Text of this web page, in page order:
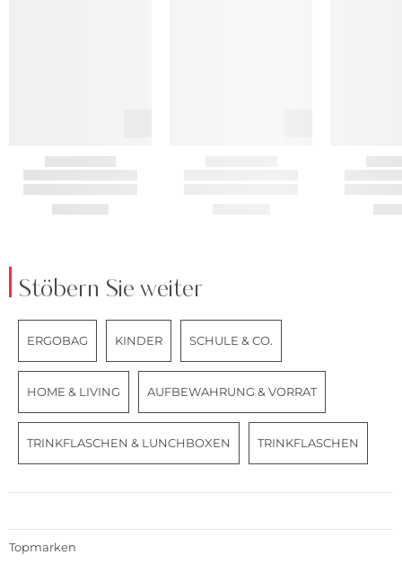
Stöbern Sie weiter
ERGOBAG KINDER SCHULE & CO.
HOME & LIVING AUFBEWAHRUNG & VORRAT
TRINKFLASCHEN & LUNCHBOXEN TRINKFLASCHEN
Topmarken